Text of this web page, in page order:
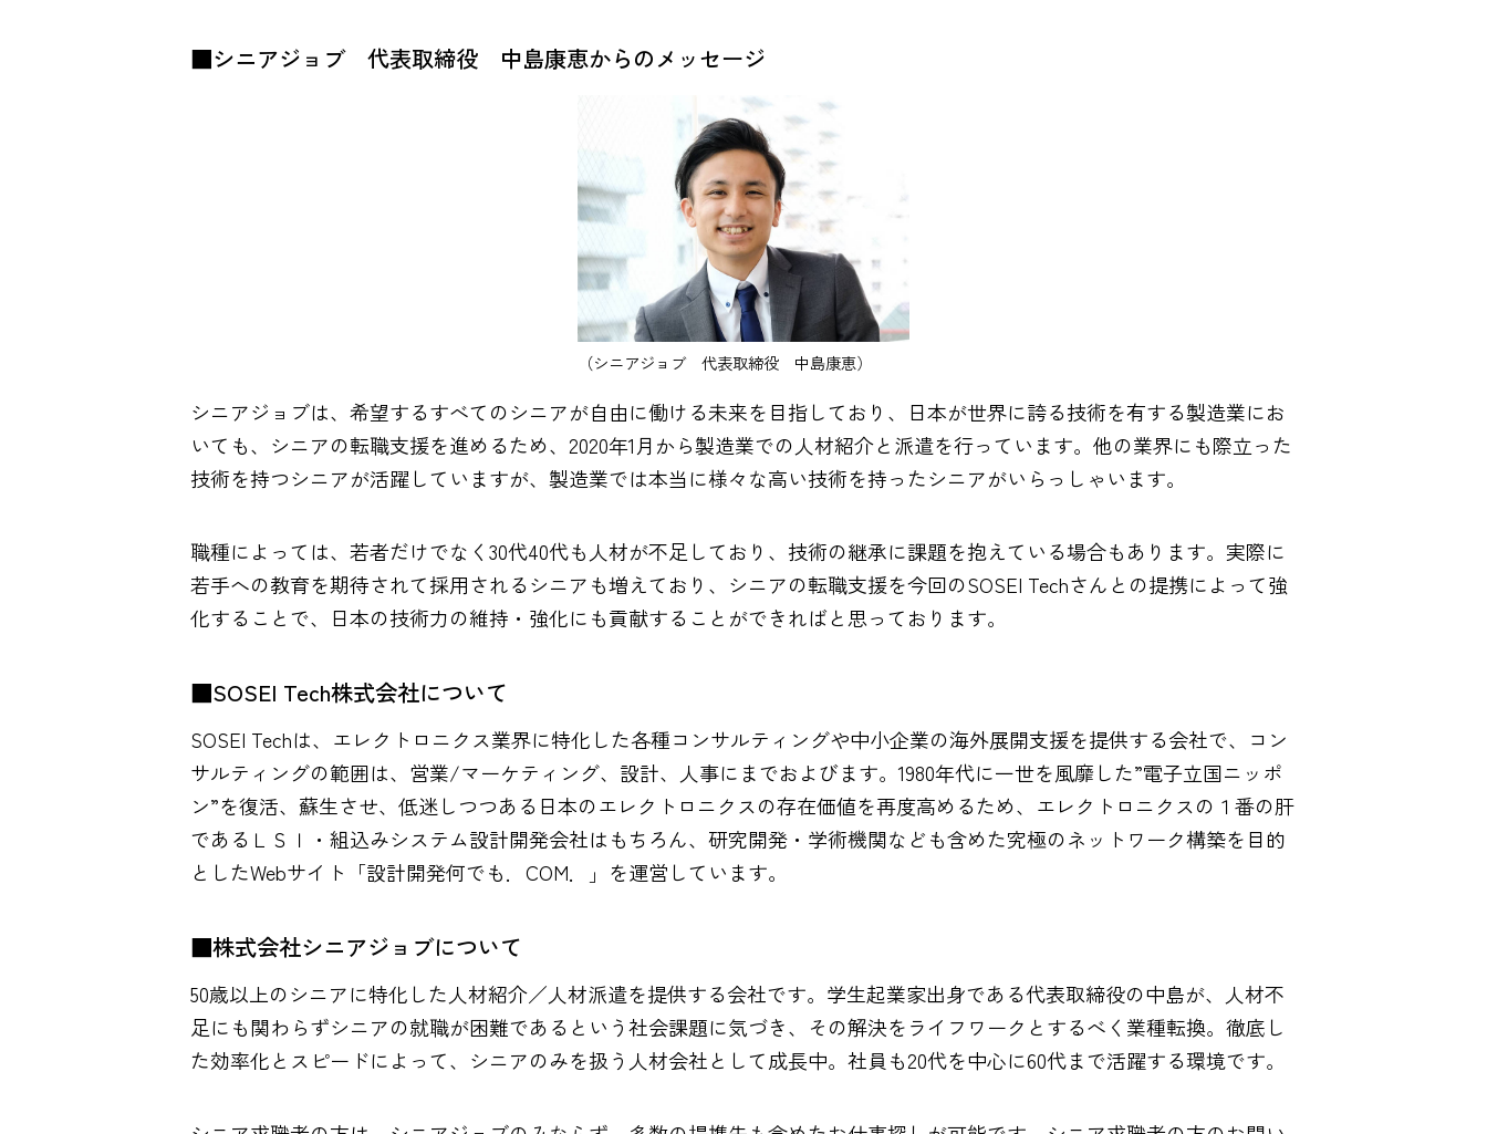
■シニアジョブ 代表取締役 中島康恵からのメッセージ
（シニアジョブ 代表取締役 中島康恵）
シニアジョブは、希望するすべてのシニアが自由に働ける未来を目指しており、日本が世界に誇る技術を有する製造業にお
いても、シニアの転職支援を進めるため、2020年1月から製造業での人材紹介と派遣を行っています。他の業界にも際立った
技術を持つシニアが活躍していますが、製造業では本当に様々な高い技術を持ったシニアがいらっしゃいます。
職種によっては、若者だけでなく30代40代も人材が不足しており、技術の継承に課題を抱えている場合もあります。実際に
若手への教育を期待されて採用されるシニアも増えており、シニアの転職支援を今回のSOSEI Techさんとの提携によって強
化することで、日本の技術力の維持・強化にも貢献することができればと思っております。
■SOSEI Tech株式会社について
SOSEI Techは、エレクトロニクス業界に特化した各種コンサルティングや中小企業の海外展開支援を提供する会社で、コン
サルティングの範囲は、営業/マーケティング、設計、人事にまでおよびます。1980年代に一世を風靡した”電子立国ニッポ
ン”を復活、蘇生させ、低迷しつつある日本のエレクトロニクスの存在価値を再度高めるため、エレクトロニクスの１番の肝
であるＬＳＩ・組込みシステム設計開発会社はもちろん、研究開発・学術機関なども含めた究極のネットワーク構築を目的
としたWebサイト「設計開発何でも．COM．」を運営しています。
■株式会社シニアジョブについて
50歳以上のシニアに特化した人材紹介／人材派遣を提供する会社です。学生起業家出身である代表取締役の中島が、人材不
足にも関わらずシニアの就職が困難であるという社会課題に気づき、その解決をライフワークとするべく業種転換。徹底し
た効率化とスピードによって、シニアのみを扱う人材会社として成長中。社員も20代を中心に60代まで活躍する環境です。